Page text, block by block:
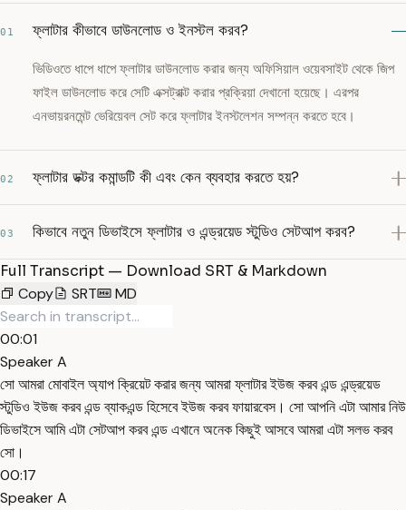
01 ফ্লাটার কীভাবে ডাউনলোড ও ইনস্টল করব?
ভিডিওতে ধাপে ধাপে ফ্লাটার ডাউনলোড করার জন্য অফিসিয়াল ওয়েবসাইট থেকে জিপ
ফাইল ডাউনলোড করে সেটি এক্সট্রাক্ট করার প্রক্রিয়া দেখানো হয়েছে। এরপর
এনভায়রনমেন্ট ভেরিয়েবল সেট করে ফ্লাটার ইনস্টলেশন সম্পন্ন করতে হবে।
02 ফ্লাটার ডক্টর কমান্ডটি কী এবং কেন ব্যবহার করতে হয়?
03 কিভাবে নতুন ডিভাইসে ফ্লাটার ও এন্ড্রয়েড স্টুডিও সেটআপ করব?
Full Transcript — Download SRT & Markdown
Copy
SRT MD
00:01
Speaker A
সো আমরা মোবাইল অ্যাপ ক্রিয়েট করার জন্য আমরা ফ্লাটার ইউজ করব এন্ড এন্ড্রয়েড
স্টুডিও ইউজ করব এন্ড ব্যাকএন্ড হিসেবে ইউজ করব ফায়ারবেস। সো আপনি এটা আমার নিউ
ডিভাইসে আমি এটা সেটআপ করব এন্ড এখানে অনেক কিছুই আসবে আমরা এটা সলভ করব
সো।
00:17
Speaker A